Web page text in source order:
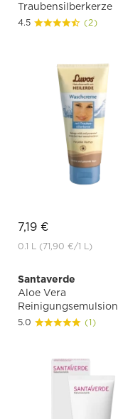
Traubensilberkerze
4.5 (2)
7,19 €
0.1 L (71,90 €/1 L)
Santaverde
Aloe Vera
Reinigungsemulsion
5.0 (1)